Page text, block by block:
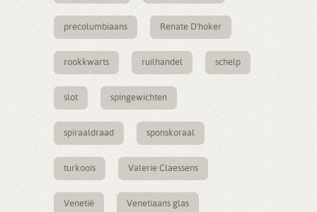
precolumbiaans Renate D'hoker
rookkwarts ruilhandel schelp
slot spingewichten
spiraaldraad sponskoraal
turkoois Valerie Claessens
Venetië Venetiaans glas